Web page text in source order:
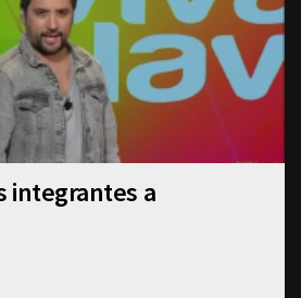
integrantes a